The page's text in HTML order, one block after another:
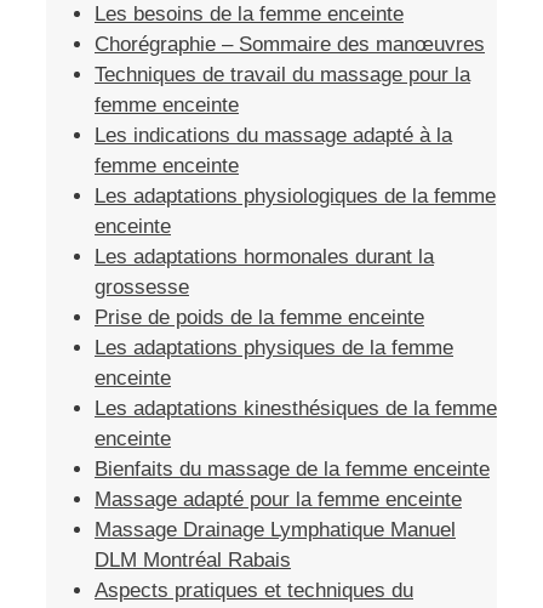
Les besoins de la femme enceinte
Chorégraphie – Sommaire des manœuvres
Techniques de travail du massage pour la
femme enceinte
Les indications du massage adapté à la
femme enceinte
Les adaptations physiologiques de la femme
enceinte
Les adaptations hormonales durant la
grossesse
Prise de poids de la femme enceinte
Les adaptations physiques de la femme
enceinte
Les adaptations kinesthésiques de la femme
enceinte
Bienfaits du massage de la femme enceinte
Massage adapté pour la femme enceinte
Massage Drainage Lymphatique Manuel
DLM Montréal Rabais
Aspects pratiques et techniques du